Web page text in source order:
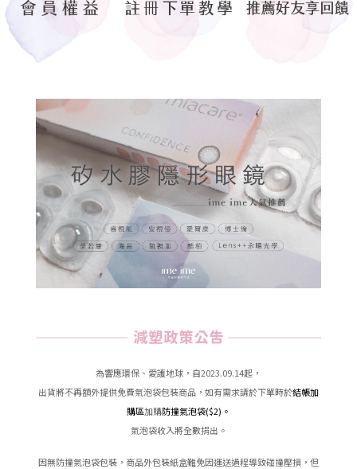
為響應環保、愛護地球，自2023.09.14起，
出貨將不再額外提供免費氣泡袋包裝商品，如有需求請於下單時於結帳加
購區加購防撞氣泡袋($2) 。
氣泡袋收入將全數捐出。
因無防撞氣泡袋包裝，商品外包裝紙盒難免因運送過程導致碰撞壓損，但